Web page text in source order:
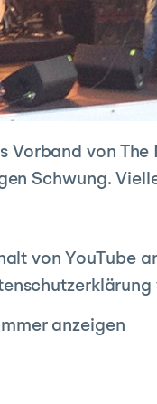
Vorband von
Schwung.
von YouTube
anzeigen